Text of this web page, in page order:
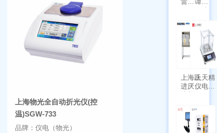
上海物光全自动折光仪(控
温)SGW-733
品牌：仪电（物光）
符合
新国
标带
功能
干式
泵
SPL-
10
上海跃
进厌氧
培养箱
III-T
上天精
仪电子
带审计
追踪功
能